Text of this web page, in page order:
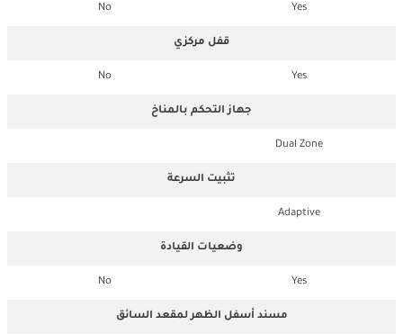
Yes
No
قفل مركزي
Yes
No
جهاز التحكم بالمناخ
Dual Zone
تثبيت السرعة
Adaptive
وضعيات القيادة
Yes
No
مسند أسفل الظهر لمقعد السائق